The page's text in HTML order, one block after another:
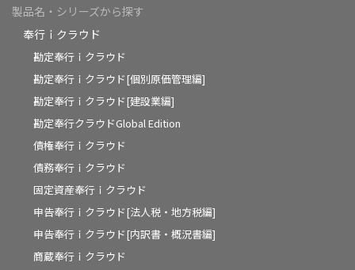
製品名・シリーズから探す
奉行ｉクラウド
勘定奉行ｉクラウド
勘定奉行ｉクラウド[個別原価管理編]
勘定奉行ｉクラウド[建設業編]
勘定奉行クラウドGlobal Edition
債権奉行ｉクラウド
債務奉行ｉクラウド
固定資産奉行ｉクラウド
申告奉行ｉクラウド[法人税・地方税編]
申告奉行ｉクラウド[内訳書・概況書編]
商蔵奉行ｉクラウド